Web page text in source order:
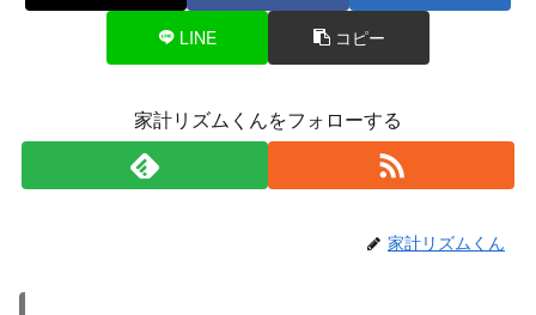
LINE コピー
家計リズムくんをフォローする
家計リズムくん